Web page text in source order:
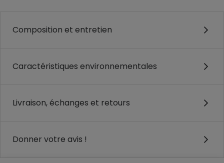
Composition et entretien
Caractéristiques environnementales
Livraison, échanges et retours
Donner votre avis !